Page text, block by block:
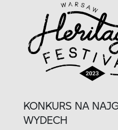
KONKURS NA
WYDECH